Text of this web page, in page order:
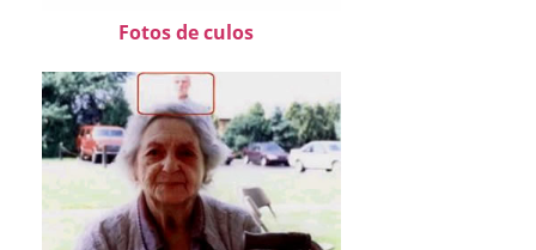
Fotos de culos